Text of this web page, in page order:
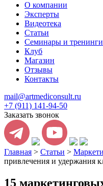
О компании
Эксперты
Видеотека
Статьи
Семинары и тренинги
Клуб
Магазин
Отзывы
Контакты
mail@artmediconsult.ru
+7 (911) 141-94-50
Заказать звонок
Главная > Статьи >
привлечения и удержания
15